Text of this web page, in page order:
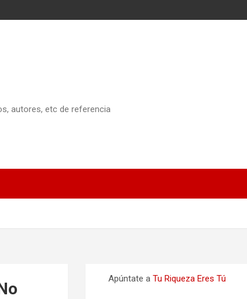
autores, etc de referencia
Apúntate aTu Riqueza Eres Tú